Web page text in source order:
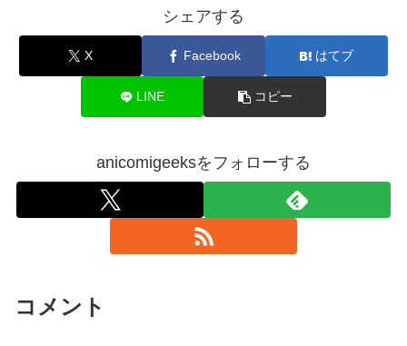
シェアする
X Facebook はてブ
LINE コピー
anicomigeeksをフォローする
コメント